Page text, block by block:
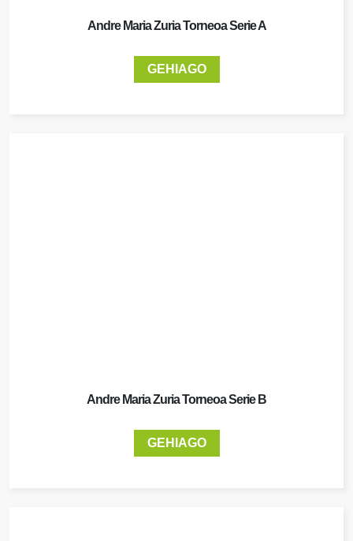
Andre Maria Zuria Torneoa Serie A
GEHIAGO
Andre Maria Zuria Torneoa Serie B
GEHIAGO